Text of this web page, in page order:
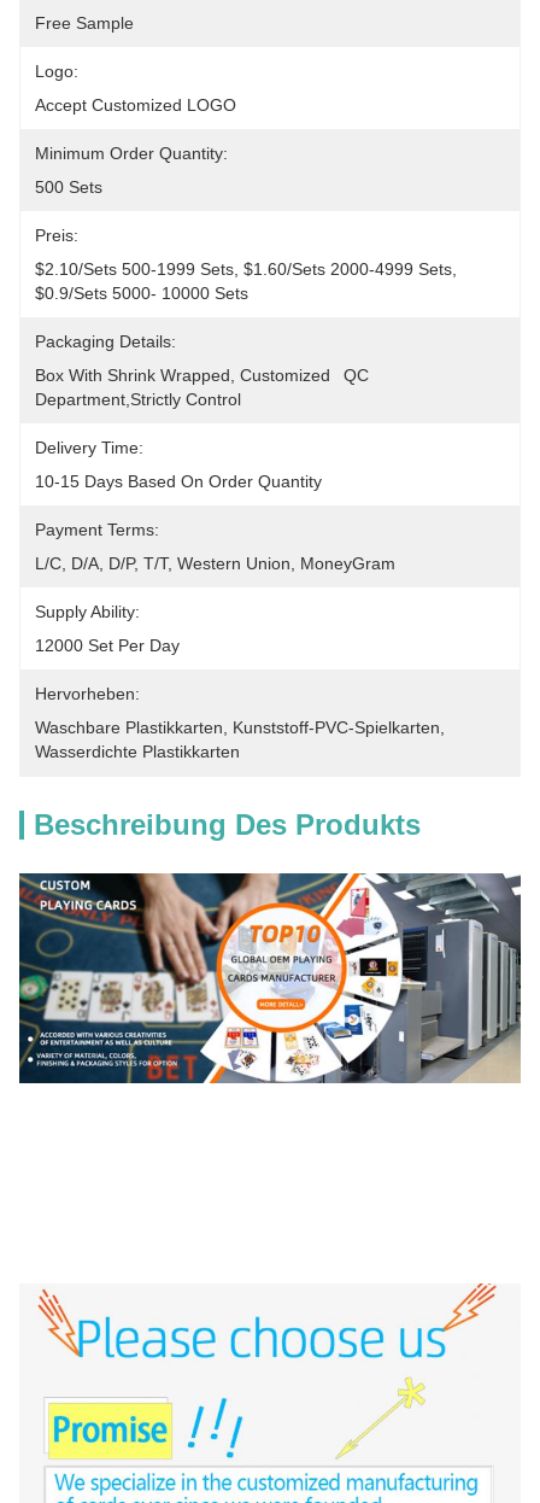
Free Sample
Logo:
Accept Customized LOGO
Minimum Order Quantity:
500 Sets
Preis:
$2.10/sets 500-1999 Sets, $1.60/sets 2000-4999 Sets,
$0.9/sets 5000- 10000 Sets
Packaging Details:
Box With Shrink Wrapped, Customized	QC
Department,Strictly Control
Delivery Time:
10-15 Days Based On Order Quantity
Payment Terms:
L/C, D/A, D/P, T/T, Western Union, MoneyGram
Supply Ability:
12000 Set Per Day
Hervorheben:
Waschbare Plastikkarten
Kunststoff-PVC-Spielkarten
Wasserdichte Plastikkarten
Beschreibung Des Produkts